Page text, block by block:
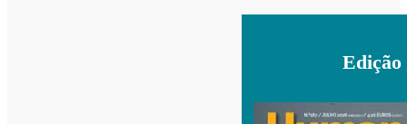
Edição